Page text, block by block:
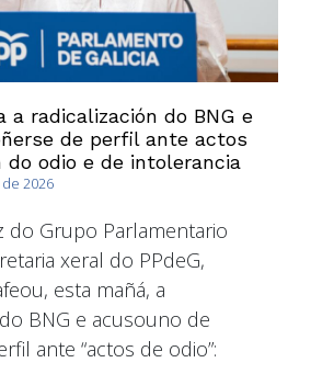
a radicalización do BNG e
de perfil ante actos
do odio e de intolerancia
2026
do Grupo Parlamentario
xeral do PPdeG,
esta mañá, a
BNG e acusouno de
ante “actos de odio”: